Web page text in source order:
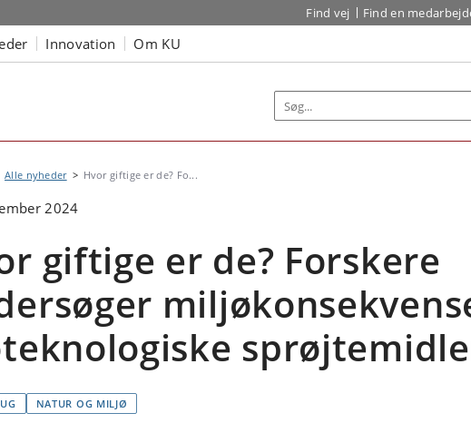
Find vej Find en
Innovation Om KU
Alle nyheder Hvor giftige er de? Fo...
2024
giftige er de? Forskere
NATUR OG MILJØ